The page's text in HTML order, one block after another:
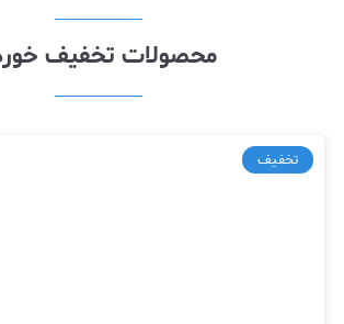
محصولات تخفیف
تخفیف